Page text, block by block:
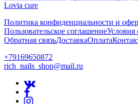
Lovia cure
Политика конфиденциальности и
Пользовательское соглашениеУсловия
Обратная связьДоставкаОплата
+79169650872
rich_nails_shop@mail.ru